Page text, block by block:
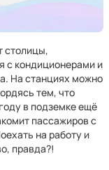
столицы,
с кондиционерами и
На станциях можно
тем, что
в подземке ещё
пассажиров с
на работу и
правда?!